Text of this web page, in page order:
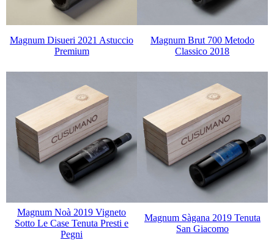
Magnum Disueri 2021 Astuccio
Premium
Magnum Brut 700 Metodo
Classico 2018
Magnum Noà 2019 Vigneto
Sotto Le Case Tenuta Presti e
Pegni
Magnum Sàgana 2019 Tenuta
San Giacomo